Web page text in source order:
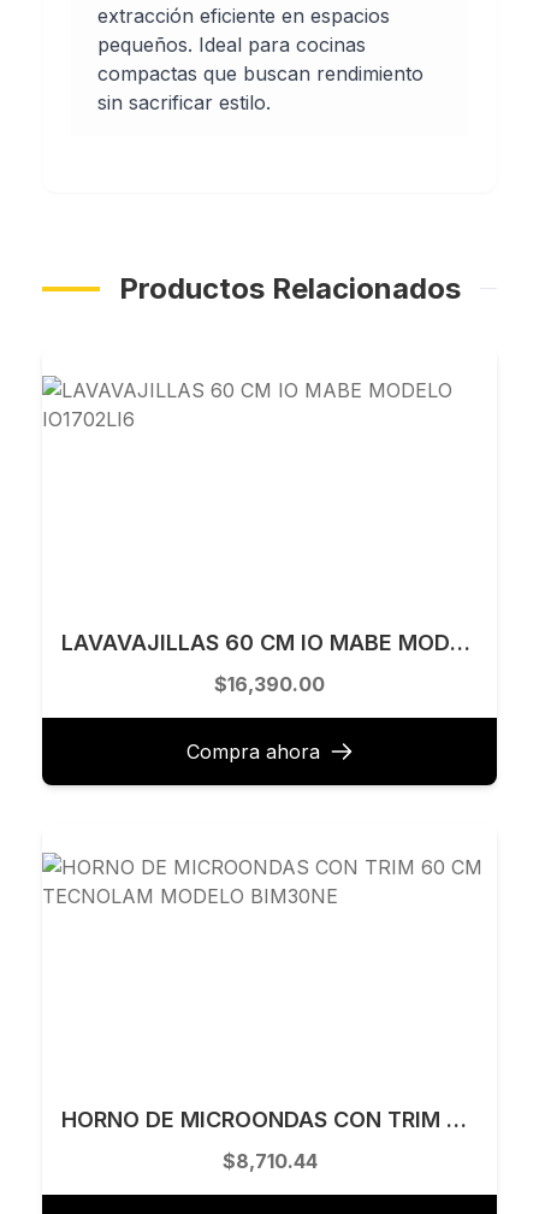
extracción eficiente en espacios
pequeños. Ideal para cocinas
compactas que buscan rendimiento
sin sacrificar estilo.
Productos Relacionados
LAVAVAJILLAS 60 CM IO MABE MODELO IO1702LI6
$16,390.00
Compra ahora
HORNO DE MICROONDAS CON TRIM 60 CM TECNOLAM MODELO BIM30NE
$8,710.44